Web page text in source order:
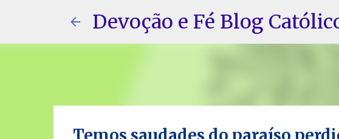
Devoção e Fé Blog